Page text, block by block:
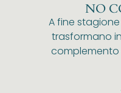
NO
A fine
trasformano
complemento